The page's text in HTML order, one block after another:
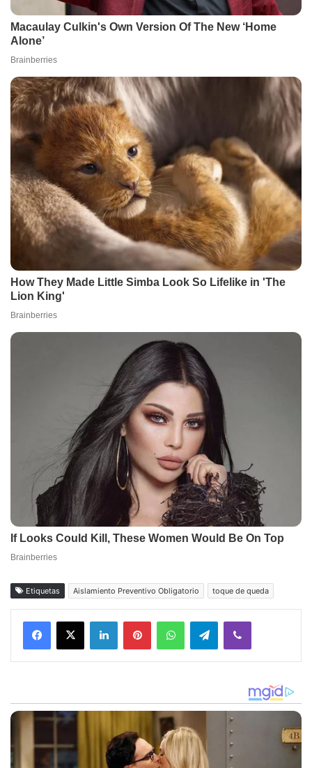
Etiquetas Aislamiento Preventivo Obligatorio toque de queda
Facebook
X LinkedInPinterestWhatsAppTelegramViber